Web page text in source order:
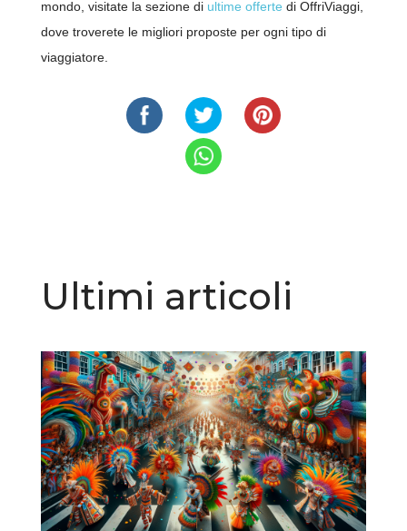
mondo, visitate la sezione di ultime offerte di OffriViaggi,
dove troverete le migliori proposte per ogni tipo di
viaggiatore.
Ultimi articoli
Clicca sul qr-code o inquadralo con la fotocamera del